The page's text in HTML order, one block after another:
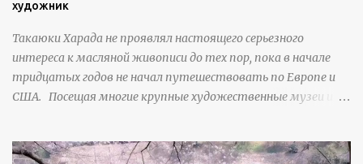
изморози. В данном случае усиливается зеркальное
от положения наблюдателя и высоты солнца. Зеркальные
свойства наиболее заметны при угле солнечного света 15° и
ниже; при более высокой солнечной позиции снег
демонстрирует матовое отражение. Эти
художник
Такаюки Харада не проявлял настоящего серьезного
интереса к масляной живописи до тех пор, пока в начале
тридцатых годов не начал путешествовать по Европе и
США. Посещая многие крупные художественные музеи и
Брайан Шервин прокомментировал картины художника,